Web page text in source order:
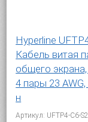
Hyperline
Кабель витая
общего
4 пары 23
н
Артикул: UFTP4-C6-